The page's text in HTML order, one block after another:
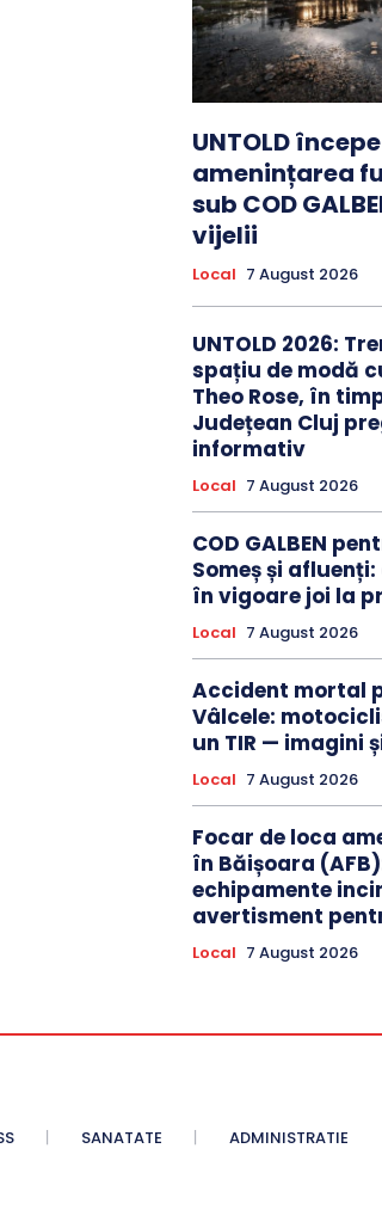
UNTOLD
amenințarea
sub COD
vijelii
Local 7 August 2026
UNTOLD 2026:
spațiu de modă
Theo Rose, în
Județean Cluj
informativ
Local 7 August 2026
COD GALBEN
Someș și
în vigoare joi la
Local 7 August 2026
Accident mortal
Vâlcele:
un TIR — imagini
Local 7 August 2026
Focar de loca
în Băișoara
echipamente
avertisment
Local 7 August 2026
SANATATE ADMINISTRATIE